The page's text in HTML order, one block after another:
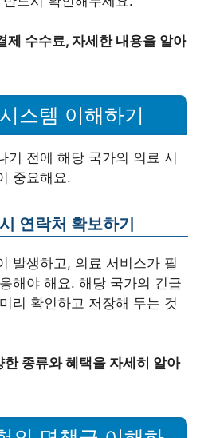
제 수수료, 자세한 내용을 알아
스템 이해하기
기 전에 해당 국가의 의료 시
중요해요.
연락처 확보하기
발생하고, 의료 서비스가 필
해야 해요. 해당 국가의 긴급
리 확인하고 저장해 두는 것
종류와 혜택을 자세히 알아